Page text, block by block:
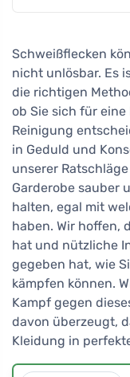
Schweißflecken
nicht unlösbar. Es
die richtigen
ob Sie sich für
Reinigung
in Geduld und
unserer
Garderobe sauber
halten, egal mit
haben. Wir hoffen,
hat und nützliche
gegeben hat, wie
kämpfen können.
Kampf gegen
davon überzeugt,
Kleidung in